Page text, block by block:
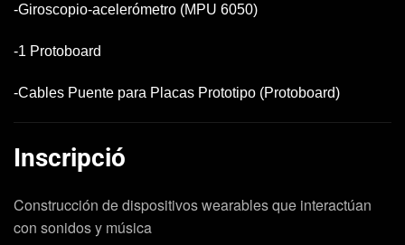
-Giroscopio-acelerómetro (MPU 6050)
-1 Protoboard
-Cables Puente para Placas Prototipo (Protoboard)
Inscripció
Construcción de dispositivos wearables que interactúan
con sonidos y música